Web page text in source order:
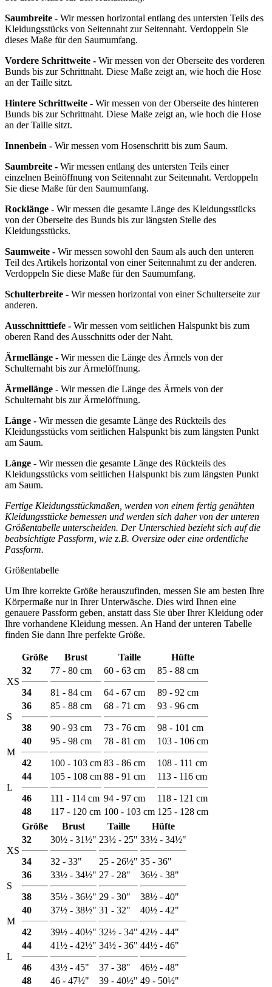
Saumbreite - Wir messen horizontal entlang des untersten Teils des
Kleidungsstücks von Seitennaht zur Seitennaht. Verdoppeln Sie
dieses Maße für den Saumumfang.
Vordere Schrittweite - Wir messen von der Oberseite des vorderen
Bunds bis zur Schrittnaht. Diese Maße zeigt an, wie hoch die Hose
an der Taille sitzt.
Hintere Schrittweite - Wir messen von der Oberseite des hinteren
Bunds bis zur Schrittnaht. Diese Maße zeigt an, wie hoch die Hose
an der Taille sitzt.
Innenbein - Wir messen vom Hosenschritt bis zum Saum.
Saumbreite - Wir messen entlang des untersten Teils einer
einzelnen Beinöffnung von Seitennaht zur Seitennaht. Verdoppeln
Sie diese Maße für den Saumumfang.
Rocklänge - Wir messen die gesamte Länge des Kleidungsstücks
von der Oberseite des Bunds bis zur längsten Stelle des
Kleidungsstücks.
Saumweite - Wir messen sowohl den Saum als auch den unteren
Teil des Artikels horizontal von einer Seitennahmt zu der anderen.
Verdoppeln Sie diese Maße für den Saumumfang.
Schulterbreite - Wir messen horizontal von einer Schulterseite zur
anderen.
Ausschnitttiefe - Wir messen vom seitlichen Halspunkt bis zum
oberen Rand des Ausschnitts oder der Naht.
Ärmellänge - Wir messen die Länge des Ärmels von der
Schulternaht bis zur Ärmelöffnung.
Ärmellänge - Wir messen die Länge des Ärmels von der
Schulternaht bis zur Ärmelöffnung.
Länge - Wir messen die gesamte Länge des Rückteils des
Kleidungsstücks vom seitlichen Halspunkt bis zum längsten Punkt
am Saum.
Länge - Wir messen die gesamte Länge des Rückteils des
Kleidungsstücks vom seitlichen Halspunkt bis zum längsten Punkt
am Saum.
Fertige Kleidungsstückmaßen, werden von einem fertig genähten
Kleidungsstücke bemessen und werden sich daher von der unteren
Größentabelle unterscheiden. Der Unterschied bezieht sich auf die
beabsichtigte Passform, wie z.B. Oversize oder eine ordentliche
Passform.
Größentabelle
Um Ihre korrekte Größe herauszufinden, messen Sie am besten Ihre
Körpermaße nur in Ihrer Unterwäsche. Dies wird Ihnen eine
genauere Passform geben, anstatt dass Sie über Ihrer Kleidung oder
Ihre vorhandene Kleidung messen. An Hand der unteren Tabelle
finden Sie dann Ihre perfekte Größe.
Größe Brust Taille Hüfte
XS
32
34
77 - 80 cm
81 - 84 cm
60 - 63 cm
64 - 67 cm
85 - 88 cm
89 - 92 cm
S
36
38
85 - 88 cm
90 - 93 cm
68 - 71 cm
73 - 76 cm
93 - 96 cm
98 - 101 cm
M
40
42
95 - 98 cm
100 - 103 cm
78 - 81 cm
83 - 86 cm
103 - 106 cm
108 - 111 cm
L
44
46
105 - 108 cm
111 - 114 cm
88 - 91 cm
94 - 97 cm
113 - 116 cm
118 - 121 cm
48
117 - 120 cm 100 - 103 cm 125 - 128 cm
Größe
Brust Taille Hüfte
XS
32
34
30½ - 31½"
32 - 33"
23½ - 25"
25 - 26½"
33½ - 34½"
35 - 36"
S
36
38
33½ - 34½"
35½ - 36½"
27 - 28"
29 - 30"
36½ - 38"
38½ - 40"
M
40
42
37½ - 38½"
39½ - 40½"
31 - 32"
32½ - 34"
40½ - 42"
42½ - 44"
L
44
46
41½ - 42½"
43½ - 45"
34½ - 36"
37 - 38"
44½ - 46"
46½ - 48"
48
46 - 47½" 39 - 40½" 49 - 50½"